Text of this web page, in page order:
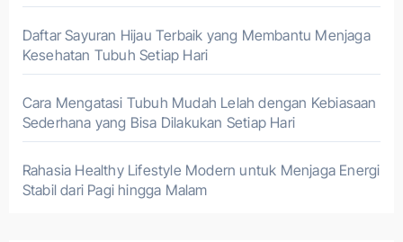
Daftar Sayuran Hijau Terbaik yang Membantu Menjaga
Kesehatan Tubuh Setiap Hari
Cara Mengatasi Tubuh Mudah Lelah dengan Kebiasaan
Sederhana yang Bisa Dilakukan Setiap Hari
Rahasia Healthy Lifestyle Modern untuk Menjaga Energi
Stabil dari Pagi hingga Malam